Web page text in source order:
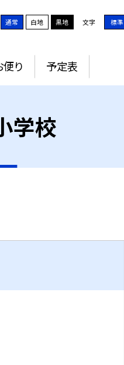
通常 白地 黒地 文字 標準
り 予定表
学校